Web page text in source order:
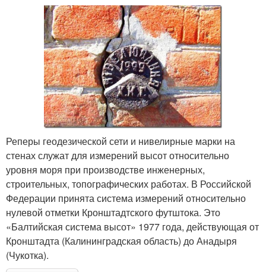
Реперы геодезической сети и нивелирные марки на
стенах служат для измерений высот относительно
уровня моря при производстве инженерных,
строительных, топографических работах. В Российской
Федерации принята система измерений относительно
нулевой отметки Кронштадтского футштока. Это
«Балтийская система высот» 1977 года, действующая от
Кронштадта (Калининградская область) до Анадыря
(Чукотка).